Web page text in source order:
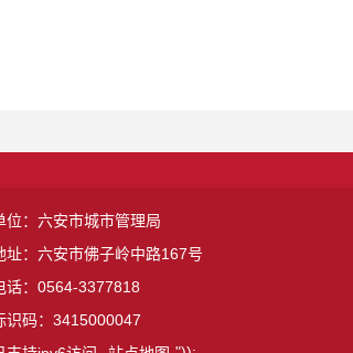
位：六安市城市管理局
址：六安市佛子岭中路167号
话：0564-3377818
识码：3415000047